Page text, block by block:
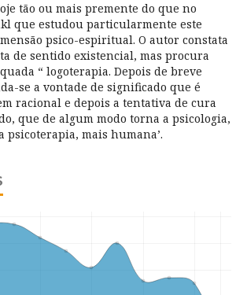
tão ou mais premente do que no
que estudou particularmente este
psico-espiritual. O autor constata
de sentido existencial, mas procura
“ logoterapia. Depois de breve
se a vontade de significado que é
racional e depois a tentativa de cura
que de algum modo torna a psicologia,
psicoterapia, mais humana’.